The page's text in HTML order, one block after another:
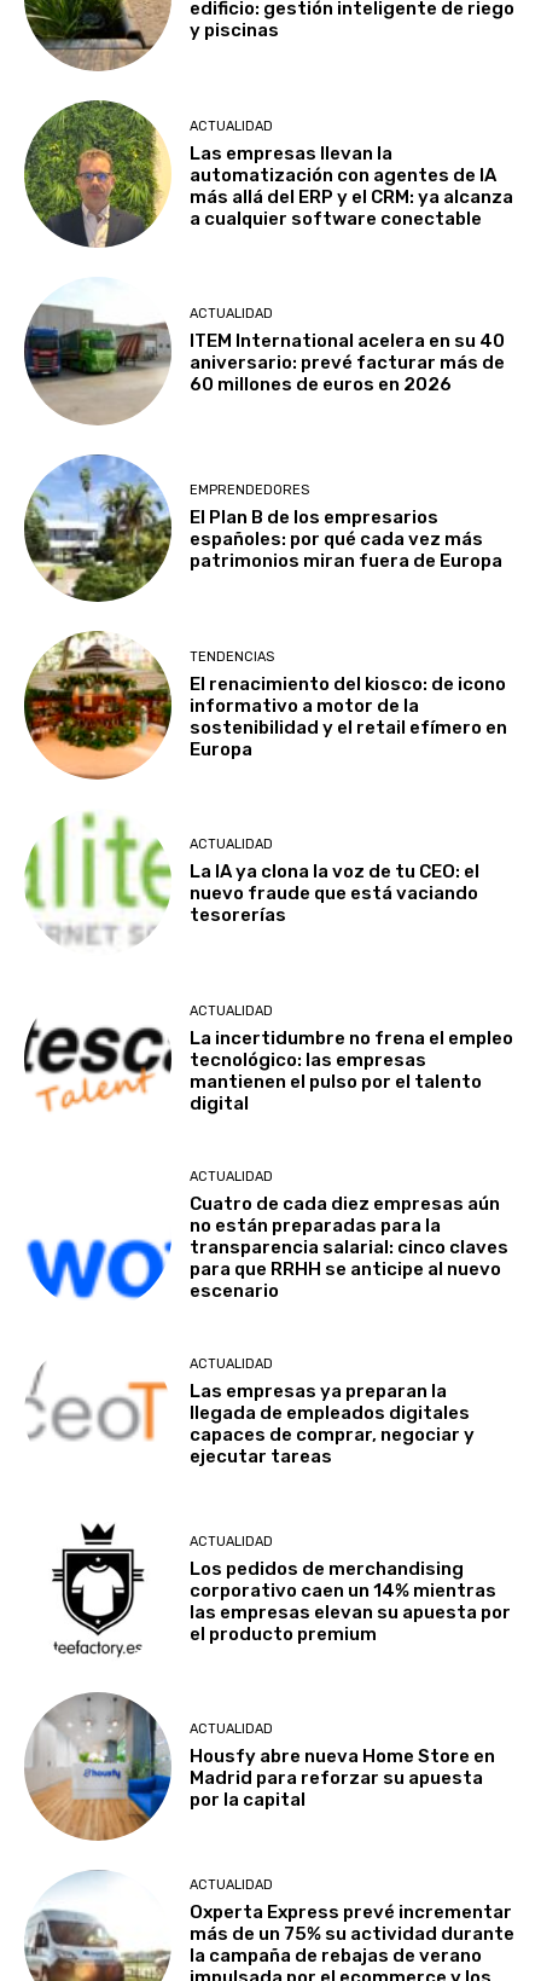
edificio: gestión inteligente de riego
y piscinas
ACTUALIDAD
Las empresas llevan la
automatización con agentes de IA
más allá del ERP y el CRM: ya alcanza
a cualquier software conectable
ACTUALIDAD
ITEM International acelera en su 40
aniversario: prevé facturar más de
60 millones de euros en 2026
EMPRENDEDORES
El Plan B de los empresarios
españoles: por qué cada vez más
patrimonios miran fuera de Europa
TENDENCIAS
El renacimiento del kiosco: de icono
informativo a motor de la
sostenibilidad y el retail efímero en
Europa
ACTUALIDAD
La IA ya clona la voz de tu CEO: el
nuevo fraude que está vaciando
tesorerías
ACTUALIDAD
La incertidumbre no frena el empleo
tecnológico: las empresas
mantienen el pulso por el talento
digital
ACTUALIDAD
Cuatro de cada diez empresas aún
no están preparadas para la
transparencia salarial: cinco claves
para que RRHH se anticipe al nuevo
escenario
ACTUALIDAD
Las empresas ya preparan la
llegada de empleados digitales
capaces de comprar, negociar y
ejecutar tareas
ACTUALIDAD
Los pedidos de merchandising
corporativo caen un 14% mientras
las empresas elevan su apuesta por
el producto premium
ACTUALIDAD
Housfy abre nueva Home Store en
Madrid para reforzar su apuesta
por la capital
ACTUALIDAD
Oxperta Express prevé incrementar
más de un 75% su actividad durante
la campaña de rebajas de verano